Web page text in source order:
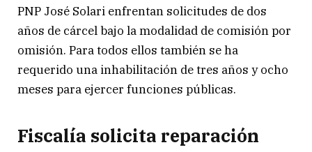
PNP José Solari enfrentan solicitudes de dos
años de cárcel bajo la modalidad de comisión por
omisión. Para todos ellos también se ha
requerido una inhabilitación de tres años y ocho
meses para ejercer funciones públicas.
Fiscalía solicita reparación